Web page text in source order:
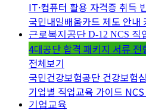
IT·컴퓨터 활용 자격증 취득
국민내일배움카드 제도 안내
근로복지공단 D-12 NCS 직
4대공단 합격 패키지 서류 전
전체보기
국민건강보험공단 건강보험
기업별 직업교육 가이드
기업교육